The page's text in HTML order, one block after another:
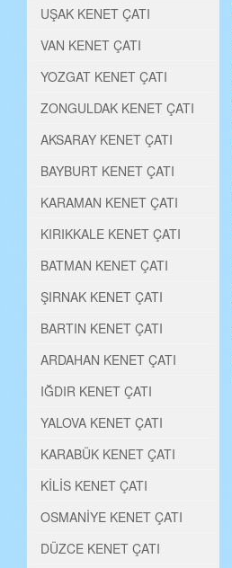
UŞAK KENET ÇATI
VAN KENET ÇATI
YOZGAT KENET ÇATI
ZONGULDAK KENET ÇATI
AKSARAY KENET ÇATI
BAYBURT KENET ÇATI
KARAMAN KENET ÇATI
KIRIKKALE KENET ÇATI
BATMAN KENET ÇATI
ŞIRNAK KENET ÇATI
BARTIN KENET ÇATI
ARDAHAN KENET ÇATI
IĞDIR KENET ÇATI
YALOVA KENET ÇATI
KARABÜK KENET ÇATI
KİLİS KENET ÇATI
OSMANİYE KENET ÇATI
DÜZCE KENET ÇATI